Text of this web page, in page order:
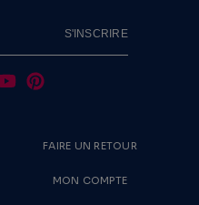
S'INSCRIRE
FAIRE UN RETOUR
MON COMPTE